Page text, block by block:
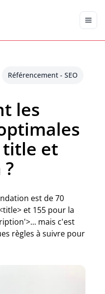
Référencement - SEO
les
title et
est de 70
et 155 pour la
mais c'est
règles à suivre pour